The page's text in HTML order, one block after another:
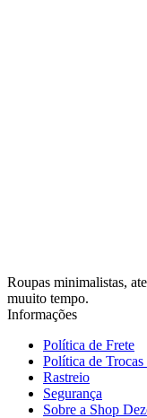
Roupas minimalistas,
muuito tempo.
Informações
Política de Frete
Política de
Rastreio
Segurança
Sobre a Shop